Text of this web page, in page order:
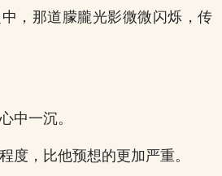
，那道朦朧光影微微闪烁，传
中一沉。
度，比他预想的更加严重。